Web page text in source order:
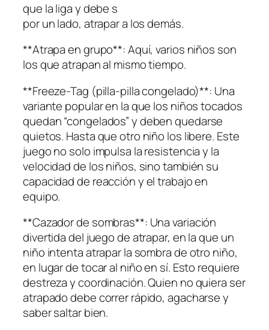
que la liga y debe s
por un lado, atrapar a los demás.
**Atrapa en grupo**: Aquí, varios niños son
los que atrapan al mismo tiempo.
**Freeze-Tag (pilla-pilla congelado)**: Una
variante popular en la que los niños tocados
quedan “congelados” y deben quedarse
quietos. Hasta que otro niño los libere. Este
juego no solo impulsa la resistencia y la
velocidad de los niños, sino también su
capacidad de reacción y el trabajo en
equipo.
**Cazador de sombras**: Una variación
divertida del juego de atrapar, en la que un
niño intenta atrapar la sombra de otro niño,
en lugar de tocar al niño en sí. Esto requiere
destreza y coordinación. Quien no quiera ser
atrapado debe correr rápido, agacharse y
saber saltar bien.